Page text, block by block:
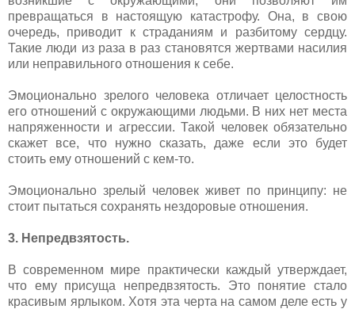
превращаться в настоящую катастрофу. Она, в свою
очередь, приводит к страданиям и разбитому сердцу.
Такие люди из раза в раз становятся жертвами насилия
или неправильного отношения к себе.
Эмоционально зрелого человека отличает целостность
его отношений с окружающими людьми. В них нет места
напряженности и агрессии. Такой человек обязательно
скажет все, что нужно сказать, даже если это будет
стоить ему отношений с кем-то.
Эмоционально зрелый человек живет по принципу: не
стоит пытаться сохранять нездоровые отношения.
3. Непредвзятость.
В современном мире практически каждый утверждает,
что ему присуща непредвзятость. Это понятие стало
красивым ярлыком. Хотя эта черта на самом деле есть у